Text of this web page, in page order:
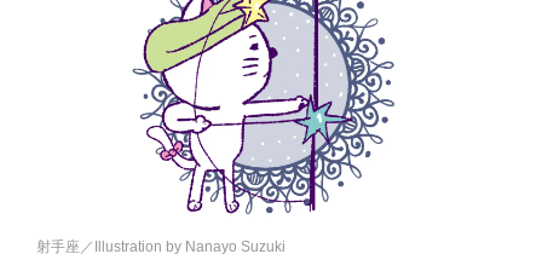
射手座／Illustration by Nanayo Suzuki